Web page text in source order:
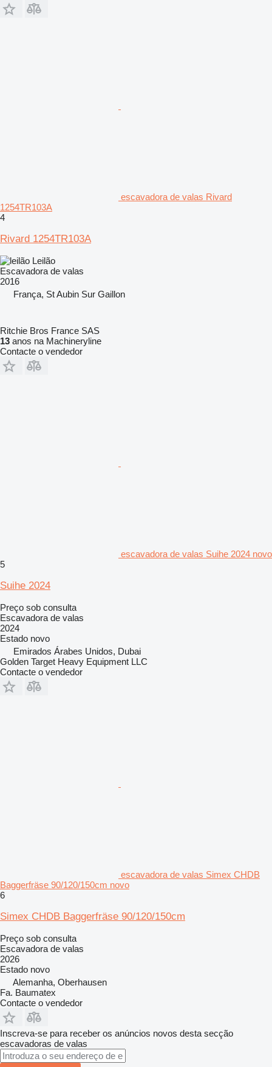
escavadora de valas Rivard
1254TR103A
4
Rivard 1254TR103A
Leilão
Escavadora de valas
2016
França, St Aubin Sur Gaillon
Ritchie Bros France SAS
13 anos na Machineryline
Contacte o vendedor
escavadora de valas Suihe 2024 novo
5
Suihe 2024
Preço sob consulta
Escavadora de valas
2024
Estado novo
Emirados Árabes Unidos, Dubai
Golden Target Heavy Equipment LLC
Contacte o vendedor
escavadora de valas Simex CHDB
Baggerfräse 90/120/150cm novo
6
Simex CHDB Baggerfräse 90/120/150cm
Preço sob consulta
Escavadora de valas
2026
Estado novo
Alemanha, Oberhausen
Fa. Baumatex
Contacte o vendedor
Inscreva-se para receber os anúncios novos desta secção
escavadoras de valas